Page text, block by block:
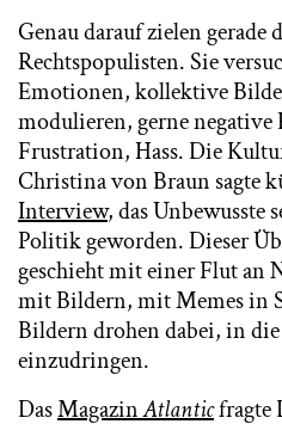
Genau darauf zielen gerade
Rechtspopulisten. Sie
Emotionen, kollektive
modulieren, gerne
Frustration, Hass. Die
Christina von Braun sagte
Interview, das Unbewusste
Politik geworden. Dieser
geschieht mit einer Flut an
mit Bildern, mit Memes in
Bildern drohen dabei, in
einzudringen.
DasMagazinAtlanticfragte